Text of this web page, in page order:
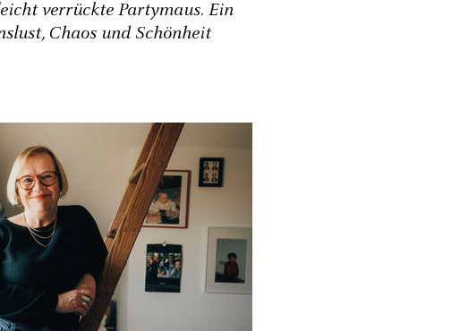
verrückte Partymaus. Ein
Chaos und Schönheit